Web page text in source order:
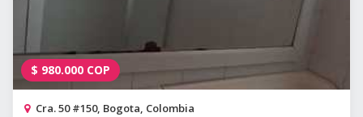
$ 980.000 COP
Cra. 50 #150, Bogota, Colombia